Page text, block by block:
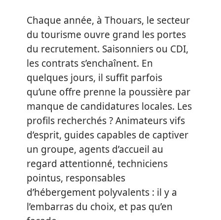
Chaque année, à Thouars, le secteur
du tourisme ouvre grand les portes
du recrutement. Saisonniers ou CDI,
les contrats s’enchaînent. En
quelques jours, il suffit parfois
qu’une offre prenne la poussière par
manque de candidatures locales. Les
profils recherchés ? Animateurs vifs
d’esprit, guides capables de captiver
un groupe, agents d’accueil au
regard attentionné, techniciens
pointus, responsables
d’hébergement polyvalents : il y a
l’embarras du choix, et pas qu’en